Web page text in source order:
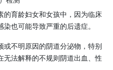
的育龄妇女和女孩中，因为临床
也可能导致严重的后遗症。
或不明原因的阴道分泌物，特别
法解释的不规则阴道出血、性